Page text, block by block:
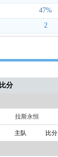
47%
2
比分
拉斯永恒
主队 比分